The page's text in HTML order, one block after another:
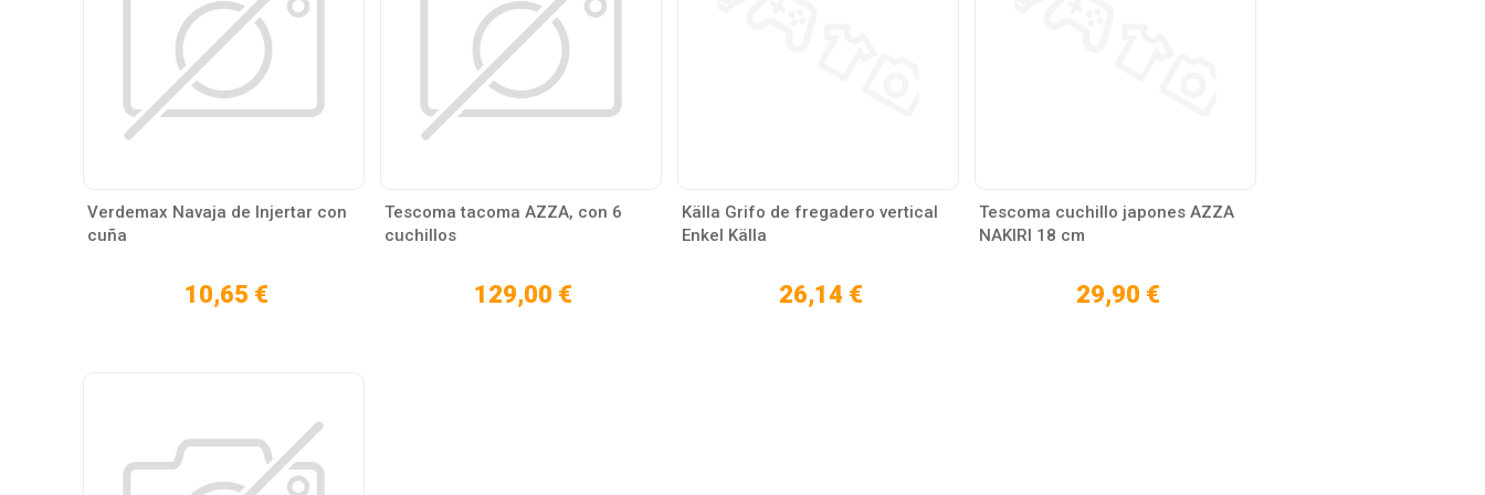
Verdemax Navaja de Injertar con
cuña
10,65 €
Tescoma tacoma AZZA, con 6
cuchillos
129,00 €
Källa Grifo de fregadero vertical
Enkel Källa
26,14 €
Tescoma cuchillo japones AZZA
NAKIRI 18 cm
29,90 €